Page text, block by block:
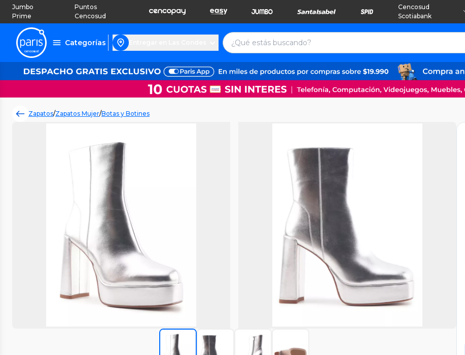
Jumbo
Prime
Puntos
Cencosud
Cencosud
Scotiabank
Categorías
Zapatos/Zapatos Mujer/Botas y Botines